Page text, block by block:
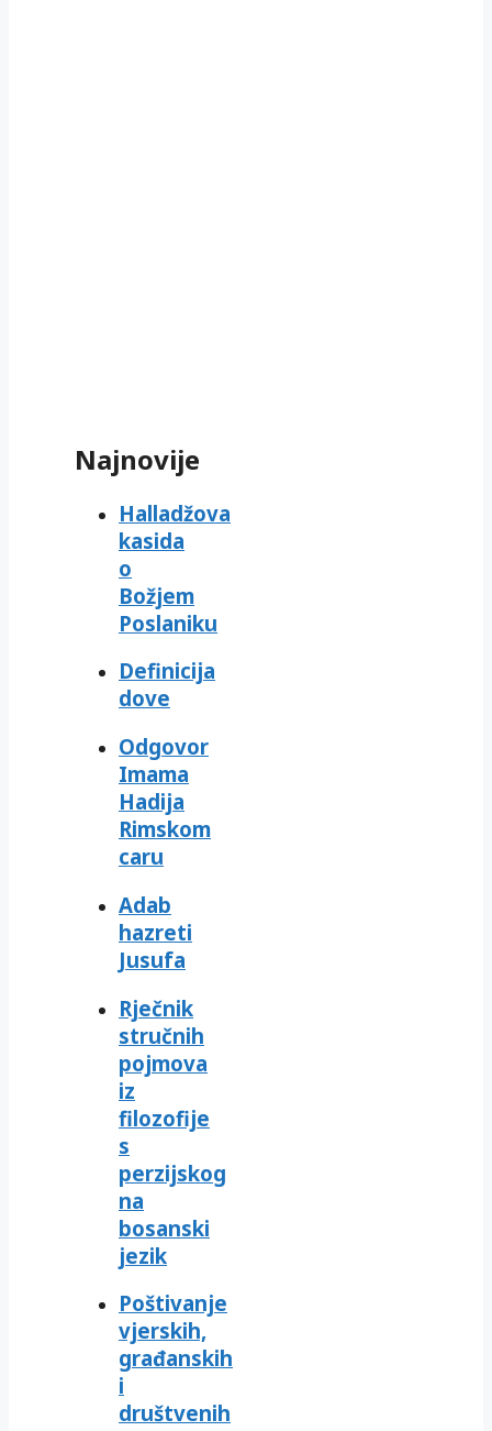
Najnovije
Halladžova
kasida
o
Božjem
Poslaniku
Definicija
dove
Odgovor
Imama
Hadija
Rimskom
caru
Adab
hazreti
Jusufa
Rječnik
stručnih
pojmova
iz
filozofije
s
perzijskog
na
bosanski
jezik
Poštivanje
vjerskih,
građanskih
i
društvenih